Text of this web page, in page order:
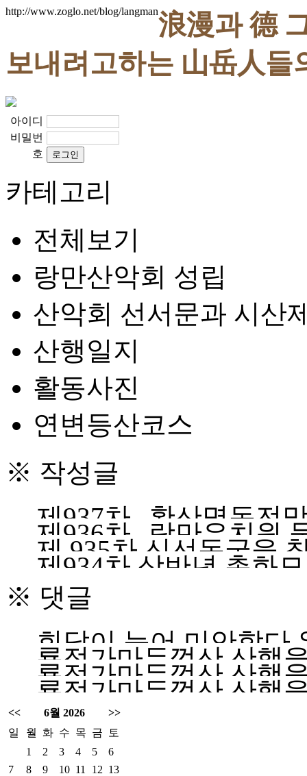
http://www.zoglo.net/blog/langman浪漫과 德
보내려고하는 山岳人들
아이디
비밀번
호
카테고리
전체보기
랑만산악회 성립
산악회 선서문과 시산
산행일지
활동사진
연변등산코스
※ 작성글
제937차--황산명동전
제936차--랑만유치원
제 935차 신선동굴을
제934차 상반년 총화
※ 댓글
회답이 늦어 미안합다
댓글을 주시하지 않았
속 가게 되면 있습니다.
룡정가마두껑산 산행
가는지요? 찾아가는
습니다
룡정가마두껑산 산행
가는지요? 찾아가는
습니다
룡정가마두껑산 산행
가는지요? 찾아가는
습니다
<< 6월 2026
>>
일
월 화 수 목 금
토
1
2 3 4 5
6
7
8 9 10 11 12 13